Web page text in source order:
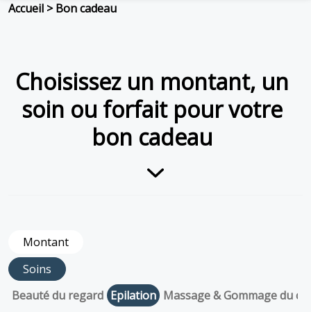
Accueil >Bon cadeau
Choisissez un montant, un
soin ou forfait pour votre
bon cadeau
Montant
Soins
Beauté du regard Epilation Massage & Gommage du